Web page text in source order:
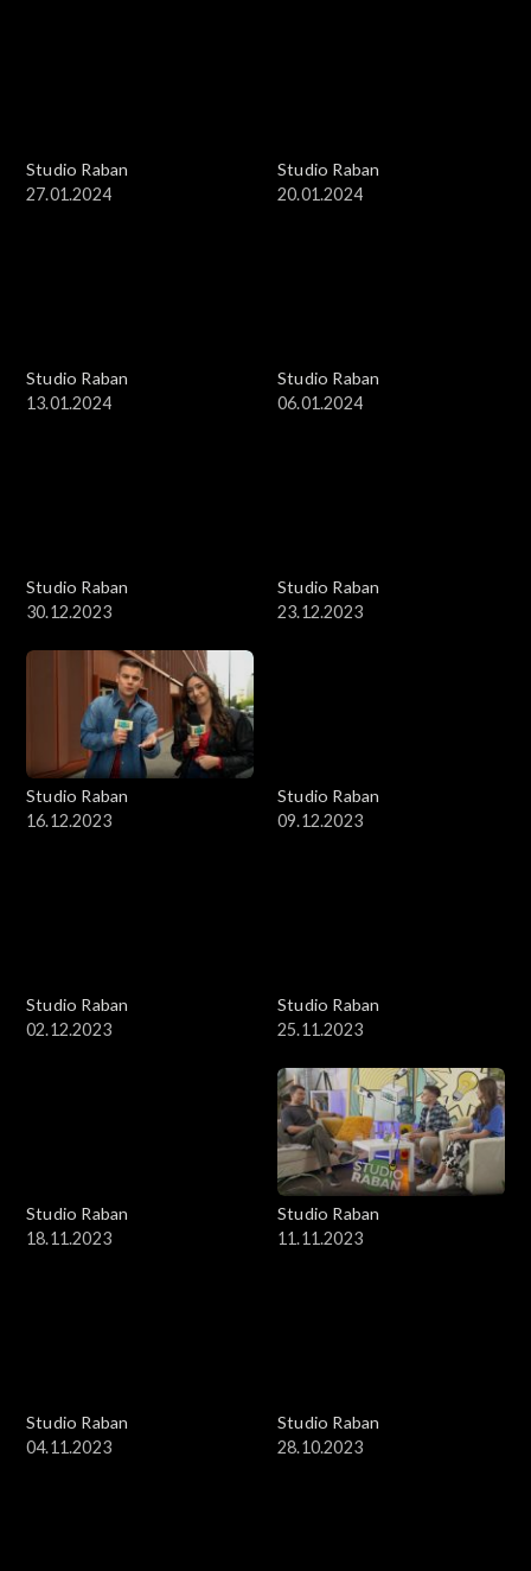
Studio Raban
27.01.2024
Studio Raban
20.01.2024
Studio Raban
13.01.2024
Studio Raban
06.01.2024
Studio Raban
30.12.2023
Studio Raban
23.12.2023
Studio Raban
16.12.2023
Studio Raban
09.12.2023
Studio Raban
02.12.2023
Studio Raban
25.11.2023
Studio Raban
18.11.2023
Studio Raban
11.11.2023
Studio Raban
04.11.2023
Studio Raban
28.10.2023